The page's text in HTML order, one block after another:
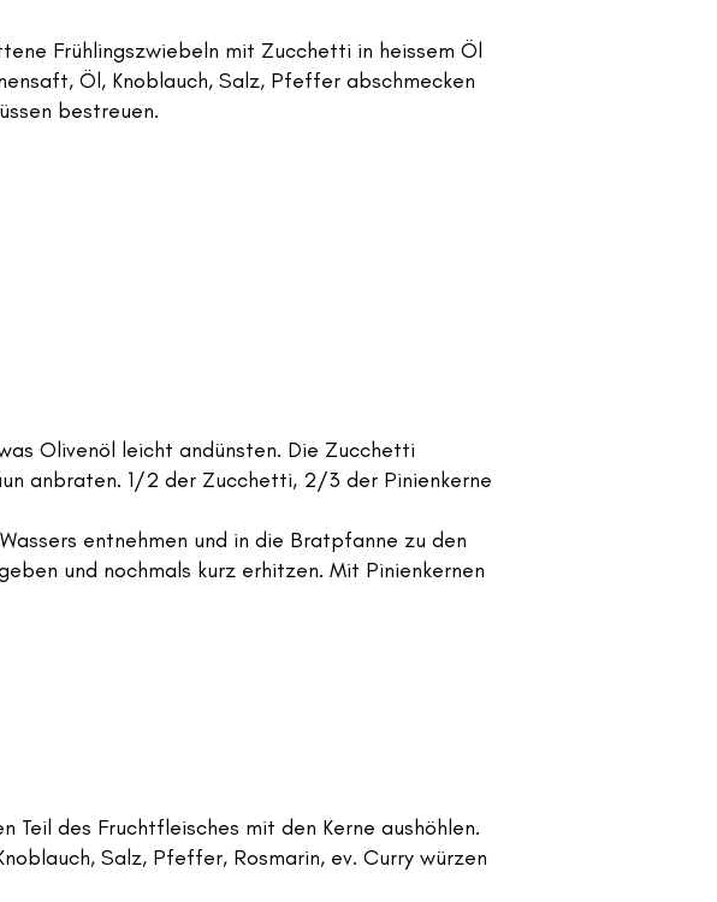
Frühlingszwiebeln mit Zucchetti in heissem Öl
Öl, Knoblauch, Salz, Pfeffer abschmecken
bestreuen.
Olivenöl leicht andünsten. Die Zucchetti
anbraten. 1/2 der Zucchetti, 2/3 der Pinienkerne
entnehmen und in die Bratpfanne zu den
und nochmals kurz erhitzen. Mit Pinienkernen
des Fruchtfleisches mit den Kerne aushöhlen.
Salz, Pfeffer, Rosmarin, ev. Curry würzen